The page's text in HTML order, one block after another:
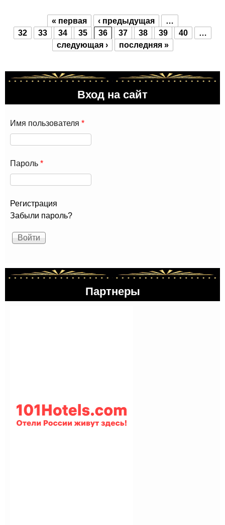
Страницы
« первая ‹ предыдущая
…
32
33 34 35 36 37 38 39 40
…
следующая ›
последняя »
Вход на сайт
Имя пользователя *
Пароль *
Регистрация
Забыли пароль?
Партнеры